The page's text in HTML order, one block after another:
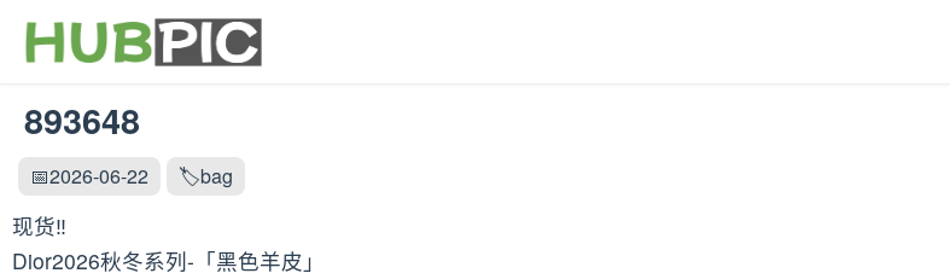
893648
📅2026-06-22 🏷️bag
现货‼️
Dior2026秋冬系列-「黑色羊皮」